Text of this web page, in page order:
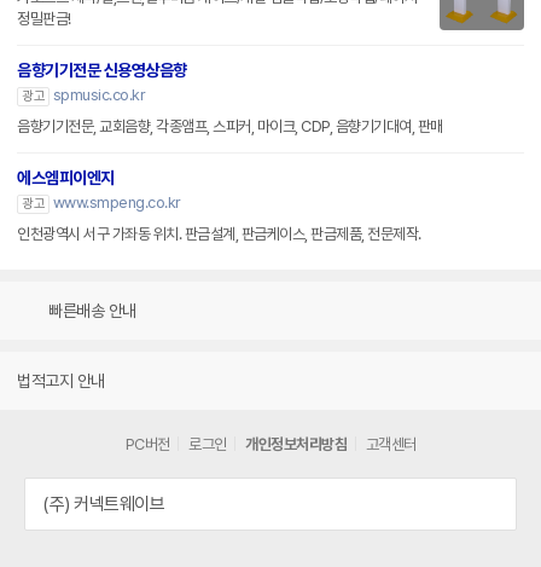
정밀판금!
음향기기전문 신용영상음향
광고 spmusic.co.kr
음향기기전문, 교회음향, 각종앰프, 스피커, 마이크, CDP, 음향기기대여, 판매
에스엠피이엔지
광고 www.smpeng.co.kr
인천광역시 서구 가좌동 위치. 판금설계, 판금케이스, 판금제품, 전문제작.
빠른배송 안내
법적고지 안내
PC버전 로그인 개인정보처리방침 고객센터
(주) 커넥트웨이브